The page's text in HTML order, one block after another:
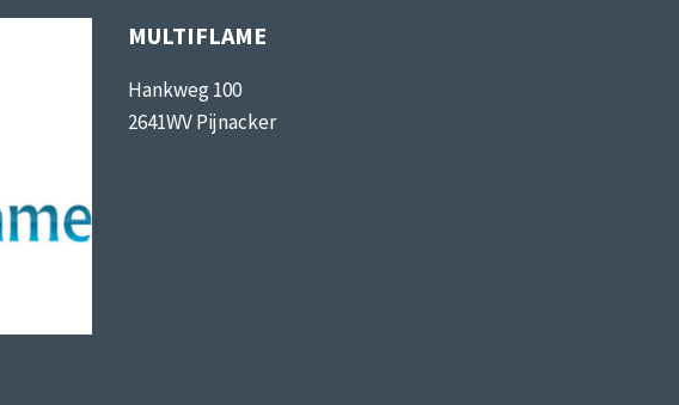
MULTIFLAME
Hankweg 100
2641WV Pijnacker